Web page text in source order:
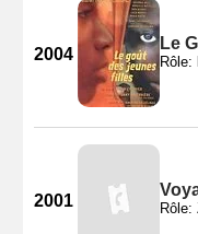
2004
Le
Rôle:
2001 Rôle: